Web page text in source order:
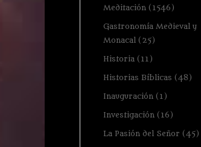
Meditación (1546)
Gastronomía Medieval y
Monacal (25)
Historia (11)
Historias Bíblicas (48)
Inauguración (1)
Investigación (16)
La Pasión del Señor (45)